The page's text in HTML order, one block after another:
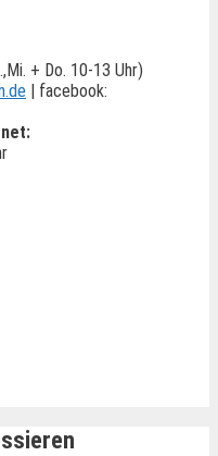
+ Do. 10-13 Uhr)
| facebook: